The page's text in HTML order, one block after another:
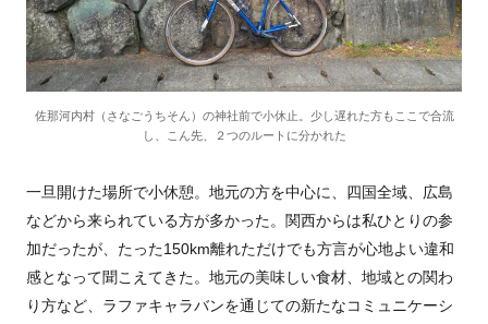
佐那河内村（さなごうちそん）の神社前で小休止。少し遅れた方もここで合流
し、こん先、２つのルートに分かれた
一旦開けた場所で小休憩。地元の方を中心に、四国全域、広島
などから来られている方が多かった。関西からは私ひとりの参
加だったが、たった150km離れただけでも方言が心地よい違和
感となって聞こえてきた。地元の美味しい食材、地域との関わ
り方など、ラファキャラバンを通じての新たなコミュニケーシ